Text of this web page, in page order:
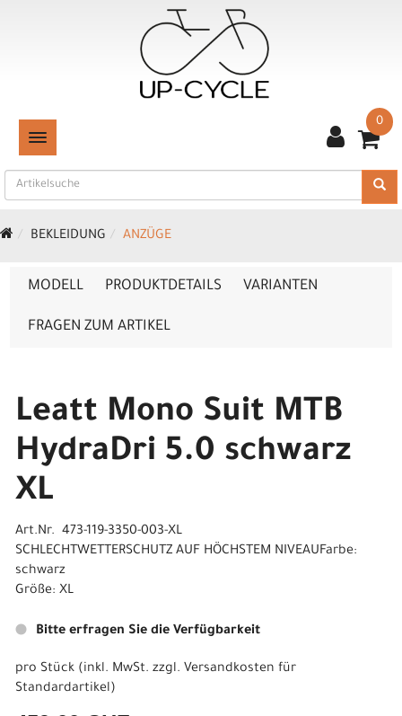
TOGGLE NAVIGATION
0
BEKLEIDUNG ANZÜGE
MODELL PRODUKTDETAILS VARIANTEN
FRAGEN ZUM ARTIKEL
Leatt Mono Suit MTB
HydraDri 5.0 schwarz
XL
Art.Nr. 473-119-3350-003-XL
SCHLECHTWETTERSCHUTZ AUF HÖCHSTEM NIVEAUFarbe:
schwarz
Größe: XL
Bitte erfragen Sie die Verfügbarkeit
pro Stück (inkl. MwSt. zzgl. Versandkosten für
Standardartikel)